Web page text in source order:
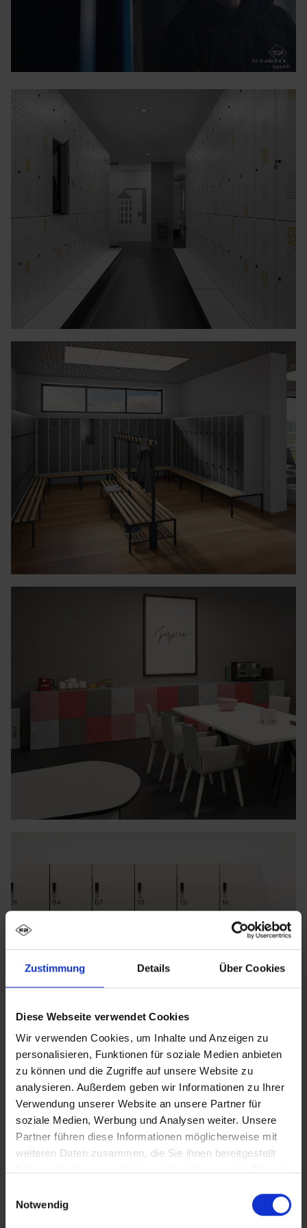
Zustimmung Details Über Cookies
Diese Webseite verwendet Cookies
Wir verwenden Cookies, um Inhalte und Anzeigen zu
personalisieren, Funktionen für soziale Medien anbieten
zu können und die Zugriffe auf unsere Website zu
analysieren. Außerdem geben wir Informationen zu Ihrer
Verwendung unserer Website an unsere Partner für
soziale Medien, Werbung und Analysen weiter. Unsere
Partner führen diese Informationen möglicherweise mit
weiteren Daten zusammen, die Sie ihnen bereitgestellt
Notwendig
C + P Umkleiden und
Schließfächer: Perfektion bis
ins kleinste Detail
Bei C + P können Sie nicht nur aus einer Vielzahl